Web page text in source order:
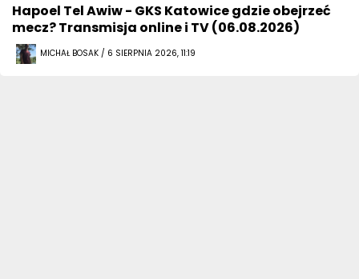
Hapoel Tel Awiw - GKS Katowice gdzie obejrzeć
mecz? Transmisja online i TV (06.08.2026)
MICHAŁ BOSAK / 6 SIERPNIA 2026, 11:19